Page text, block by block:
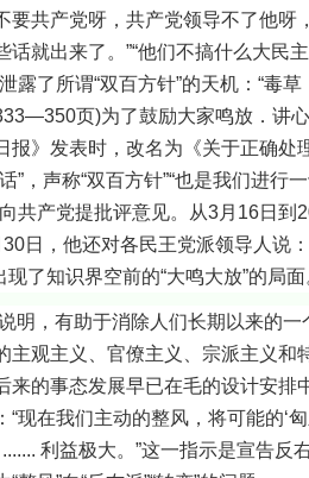
要共产党呀，共产党领导不了他
话就出来了。”“他们不搞什么大
露了所谓“双百方针”的天机：“毒
页)为了鼓励大家鸣放．讲
报》发表时，改名为《关于正确
”，声称“双百方针”“也是我们进行
共产党提批评意见。从3月16日
日，他还对各民王党派领导人说
了知识界空前的“大鸣大放”的局面
有助于消除人们长期以来的一个
主观主义、官僚主义、宗派主义
来的事态发展早已在毛的设计安
“现在我们主动的整风，将可能的‘
....... 利益极大。”这一指示是宣告